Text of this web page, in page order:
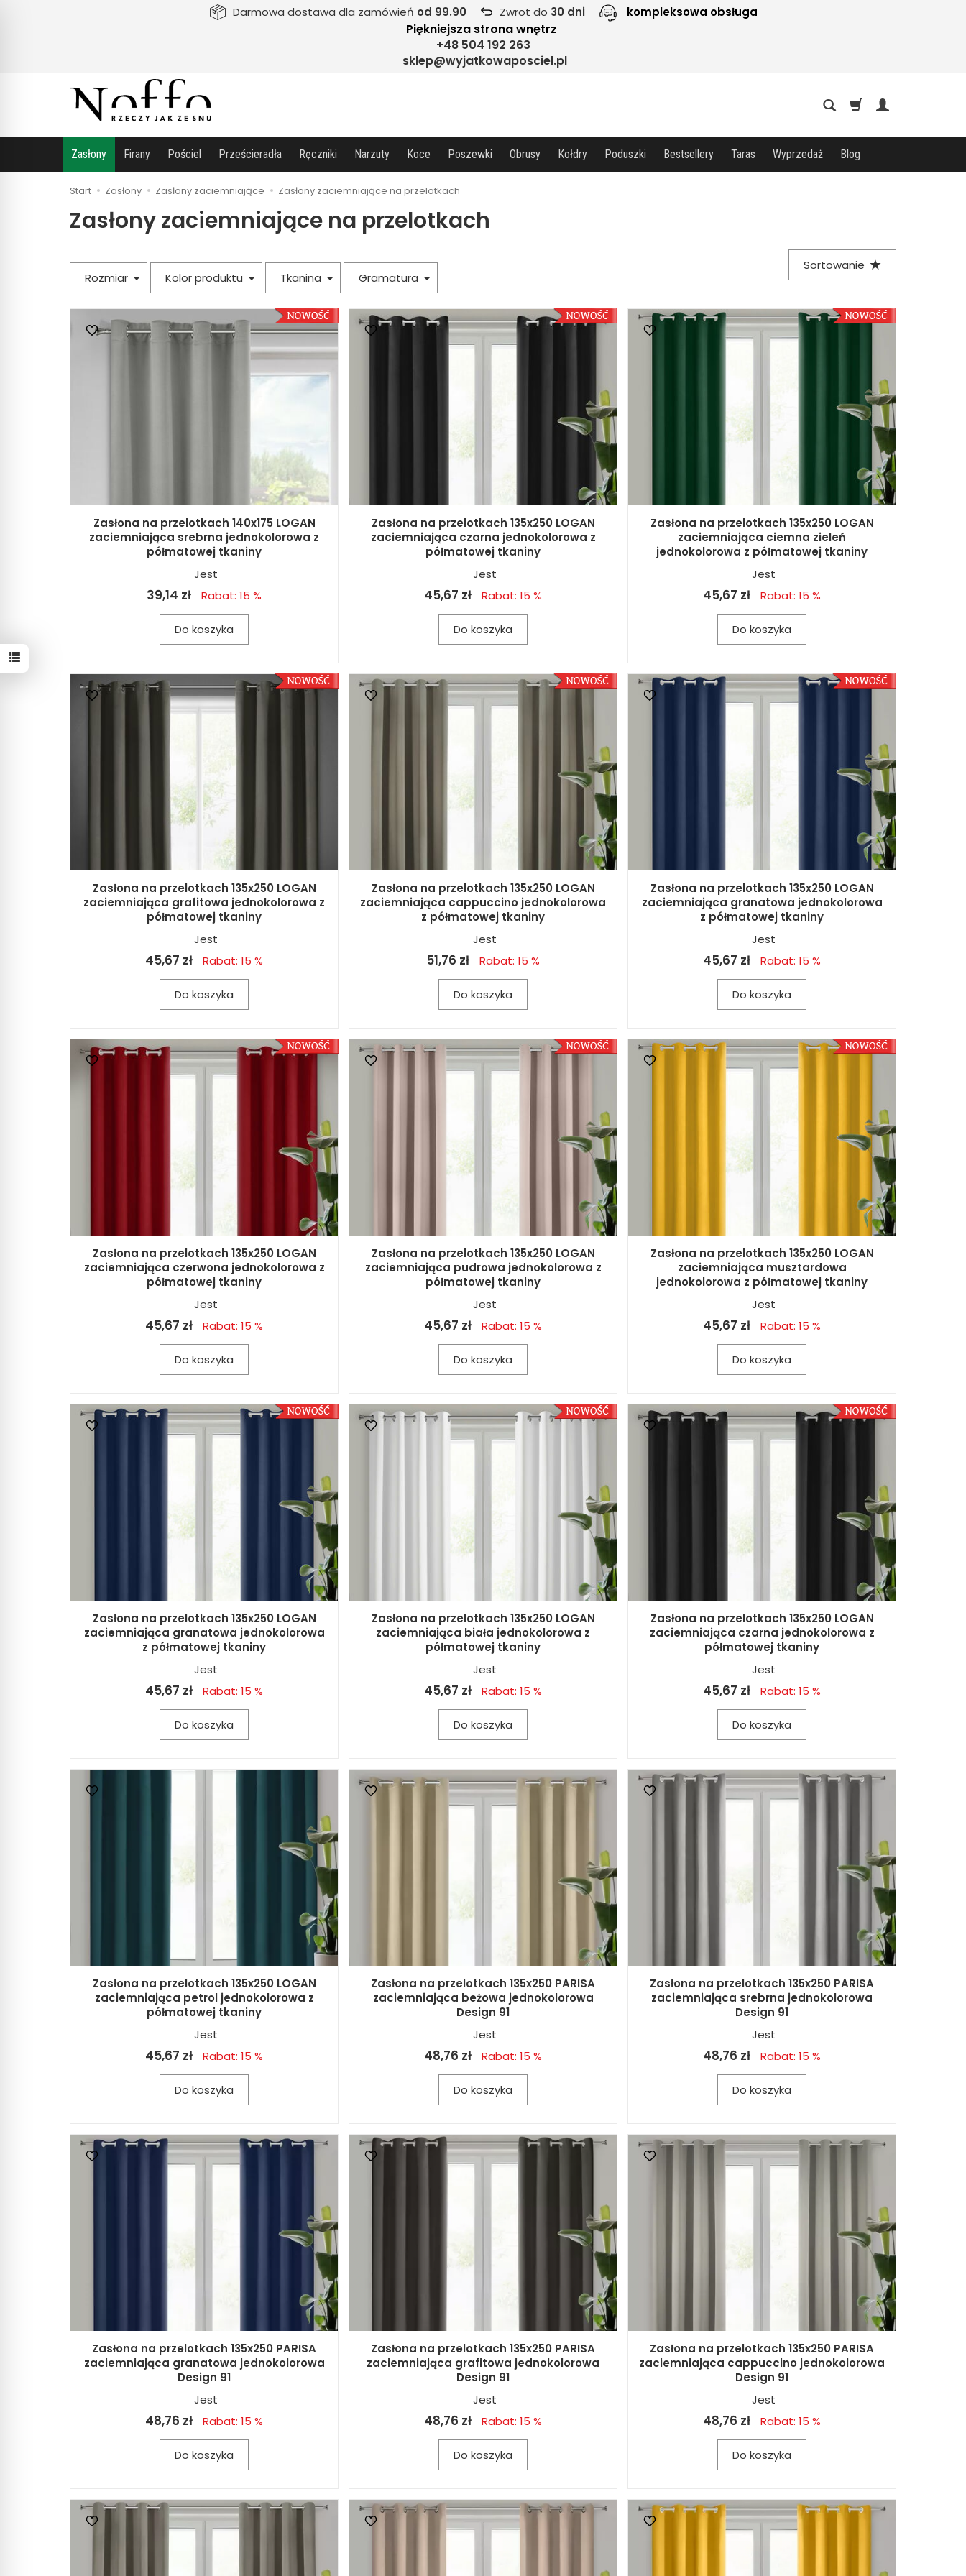
Darmowa dostawa dla zamówień od 99.90 Zwrot do 30 dni kompleksowa obsługa
Piękniejsza strona wnętrz
+48 504 192 263
sklep@wyjatkowaposciel.pl
Zasłony Firany Pościel Prześcieradła Ręczniki Narzuty Koce Poszewki Obrusy Kołdry Poduszki Bestsellery Taras Wyprzedaż Blog
Start Zasłony Zasłony zaciemniające Zasłony zaciemniające na przelotkach
Zasłony zaciemniające na przelotkach
Sortowanie
Rozmiar
Kolor produktu Tkanina Gramatura
Zasłona na przelotkach 140x175 LOGAN
zaciemniająca srebrna jednokolorowa z
półmatowej tkaniny
Jest
39,14 zł Rabat: 15 %
Do koszyka
Zasłona na przelotkach 135x250 LOGAN
zaciemniająca czarna jednokolorowa z
półmatowej tkaniny
Jest
45,67 zł Rabat: 15 %
Do koszyka
Zasłona na przelotkach 135x250 LOGAN
zaciemniająca ciemna zieleń
jednokolorowa z półmatowej tkaniny
Jest
45,67 zł Rabat: 15 %
Do koszyka
Zasłona na przelotkach 135x250 LOGAN
zaciemniająca grafitowa jednokolorowa z
półmatowej tkaniny
Jest
45,67 zł Rabat: 15 %
Do koszyka
Zasłona na przelotkach 135x250 LOGAN
zaciemniająca cappuccino jednokolorowa
z półmatowej tkaniny
Jest
51,76 zł Rabat: 15 %
Do koszyka
Zasłona na przelotkach 135x250 LOGAN
zaciemniająca granatowa jednokolorowa
z półmatowej tkaniny
Jest
45,67 zł Rabat: 15 %
Do koszyka
Zasłona na przelotkach 135x250 LOGAN
zaciemniająca czerwona jednokolorowa z
półmatowej tkaniny
Jest
45,67 zł Rabat: 15 %
Do koszyka
Zasłona na przelotkach 135x250 LOGAN
zaciemniająca pudrowa jednokolorowa z
półmatowej tkaniny
Jest
45,67 zł Rabat: 15 %
Do koszyka
Zasłona na przelotkach 135x250 LOGAN
zaciemniająca musztardowa
jednokolorowa z półmatowej tkaniny
Jest
45,67 zł Rabat: 15 %
Do koszyka
Zasłona na przelotkach 135x250 LOGAN
zaciemniająca granatowa jednokolorowa
z półmatowej tkaniny
Jest
45,67 zł Rabat: 15 %
Do koszyka
Zasłona na przelotkach 135x250 LOGAN
zaciemniająca biała jednokolorowa z
półmatowej tkaniny
Jest
45,67 zł Rabat: 15 %
Do koszyka
Zasłona na przelotkach 135x250 LOGAN
zaciemniająca czarna jednokolorowa z
półmatowej tkaniny
Jest
45,67 zł Rabat: 15 %
Do koszyka
Zasłona na przelotkach 135x250 LOGAN
zaciemniająca petrol jednokolorowa z
półmatowej tkaniny
Jest
45,67 zł Rabat: 15 %
Do koszyka
Zasłona na przelotkach 135x250 PARISA
zaciemniająca beżowa jednokolorowa
Design 91
Jest
48,76 zł Rabat: 15 %
Do koszyka
Zasłona na przelotkach 135x250 PARISA
zaciemniająca srebrna jednokolorowa
Design 91
Jest
48,76 zł Rabat: 15 %
Do koszyka
Zasłona na przelotkach 135x250 PARISA
zaciemniająca granatowa jednokolorowa
Design 91
Jest
48,76 zł Rabat: 15 %
Do koszyka
Zasłona na przelotkach 135x250 PARISA
zaciemniająca grafitowa jednokolorowa
Design 91
Jest
48,76 zł Rabat: 15 %
Do koszyka
Zasłona na przelotkach 135x250 PARISA
zaciemniająca cappuccino jednokolorowa
Design 91
Jest
48,76 zł Rabat: 15 %
Do koszyka